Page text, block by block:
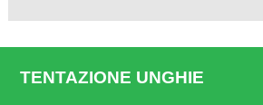
TENTAZIONE UNGHIE